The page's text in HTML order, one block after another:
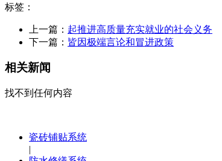
标签：
上一篇： 起推进高质量充实就业的社会义务
下一篇： 皆因极端言论和冒进政策
相关新闻
找不到任何内容
瓷砖铺贴系统
|